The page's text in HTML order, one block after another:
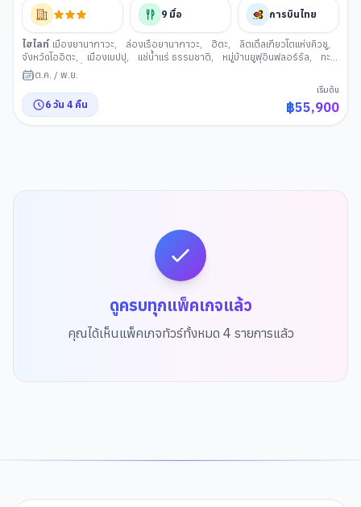
9 มื้อ การบินไทย
ไฮไลท์ เมืองยานากาวะ, ล่องเรือยานากาวะ, ฮิตะ, ลิตเติ้ลเกียวโตแห่งคิวชู,
จังหวัดโออิตะ, เมืองเบปปุ, แช่น้ำแร่ ธรรมชาติ, หมู่บ้านยูฟุอินฟลอร์รัล,
ทะเล
สาบคิริน , บ่อน้ำจิโกกุ เมกุริ
ซากิ
ช่องแคบทาคาจิโฮะ
ช้อป
ปิ้งชิโมะโทริ, วัดนันโซอิน
ช้อปปิ้งเทน
จิน
ต.ค. / พ.ย.
6 วัน 4 คืน
เริ่มต้น
฿55,900
ดูครบทุกแพ็คเกจแล้ว
คุณได้เห็นแพ็คเกจทัวร์ทั้งหมด 4 รายการแล้ว